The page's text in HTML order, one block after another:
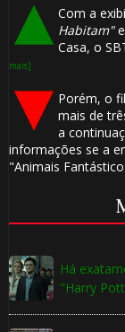
Com a
Habitam"
Casa, o
mais]
Porém, o
mais de
a
informações se a
"Animais
Há
"Harry